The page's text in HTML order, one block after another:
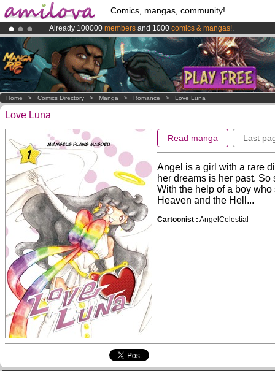
Comics, mangas, community!
Already 100000 members and 1000 comics & mangas!.
AmilovaKickstarter is now LIVE!.
Premium membership from3.95 euros per month !Get membership
Home > Comics Directory > Manga > Romance > Love Luna
Love Luna
Read manga Last
Angel is a girl with a rare
her dreams is her past.
With the help of a boy
Heaven and the Hell...
Cartoonist : AngelCelestial